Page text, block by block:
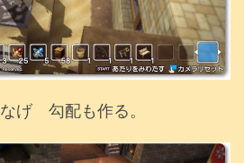
げ 勾配も作る。